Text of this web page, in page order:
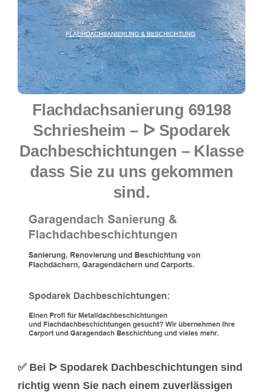
Flachdachsanierung 69198
Schriesheim – ᐅ Spodarek
Dachbeschichtungen – Klasse
dass Sie zu uns gekommen
sind.
✅ Bei ᐅ Spodarek Dachbeschichtungen sind
richtig wenn Sie nach einem zuverlässigen